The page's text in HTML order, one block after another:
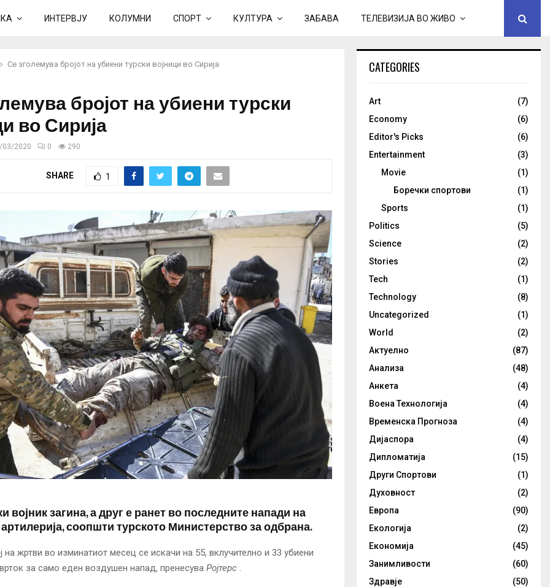
ИНТЕРВЈУ КОЛУМНИ СПОРТ КУЛТУРА ЗАБАВА ТЕЛЕВИЗИЈА ВО ЖИВО
Се зголемува бројот на убиени турски војници во Сирија
бројот на убиени турски
во Сирија
03/2020 0 290
SHARE 1
војник загина, а друг е ранет во последните напади на
соопшти турското Министерство за одбрана.
на жртви во изминатиот месец се искачи на 55, вклучително и 33 убиени
за само еден воздушен напад, пренесува Ројтерс .
CATEGORIES
Art
(7)
Economy
(6)
Editor's Picks
(6)
Entertainment
(3)
Movie
(1)
Боречки спортови
(1)
Sports
(1)
Politics
(5)
Science
(2)
Stories
(2)
Tech
(1)
Technology
(8)
Uncategorized
(1)
World
(2)
Актуелно
(87)
Анализа
(48)
Анкета
(4)
Воена Технологија
(4)
Временска Прогноза
(4)
Дијаспора
(4)
Дипломатија
(15)
Други Спортови
(1)
Духовност
(2)
Европа
(90)
Екологија
(2)
Економија
(45)
Занимливости
(60)
Здравје
(50)